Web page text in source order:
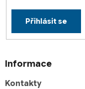
Přihlásit se
Informace
Kontakty